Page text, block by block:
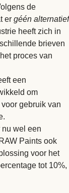
de
er géén alternatief
heeft zich in
brieven
proces van
een
om
gebruik van
nu wel een
Paints ook
voor het
tot 10%,